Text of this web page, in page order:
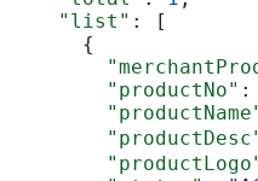
    "list"
: [
      {
        "productNo"
: